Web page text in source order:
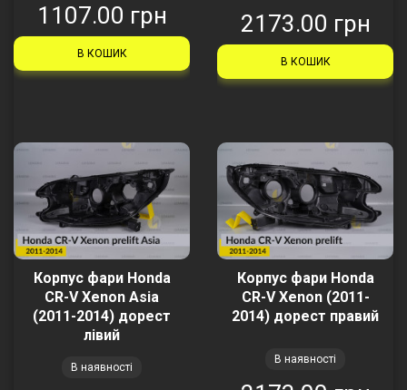
1107.00 грн
В КОШИК
2173.00 грн
В КОШИК
Корпус фари Honda
CR-V Xenon Asia
(2011-2014) дорест
лівий
В наявності
Корпус фари Honda
CR-V Xenon (2011-
2014) дорест правий
В наявності